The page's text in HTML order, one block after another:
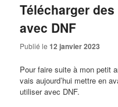
Télécharger
avec DNF
Publié le12 janvier 2023
Pour faire suite à mon petit
vais aujourd’hui mettre en
utiliser avec DNF.